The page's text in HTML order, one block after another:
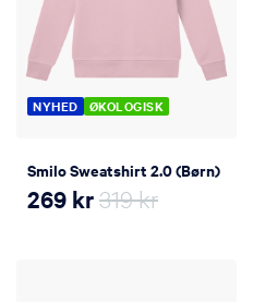
NYHED ØKOLOGISK
Smilo Sweatshirt 2.0 (Børn)
269 kr319 kr